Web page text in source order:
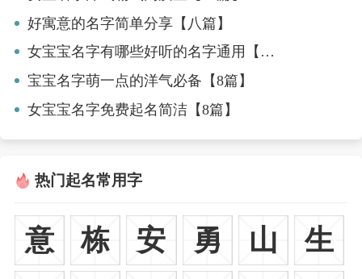
好寓意的名字简单分享【八篇】
女宝宝名字有哪些好听的名字通用【7篇】
宝宝名字萌一点的洋气必备【8篇】
女宝宝名字免费起名简洁【8篇】
热门起名常用字
意 栋 安 勇 山
生